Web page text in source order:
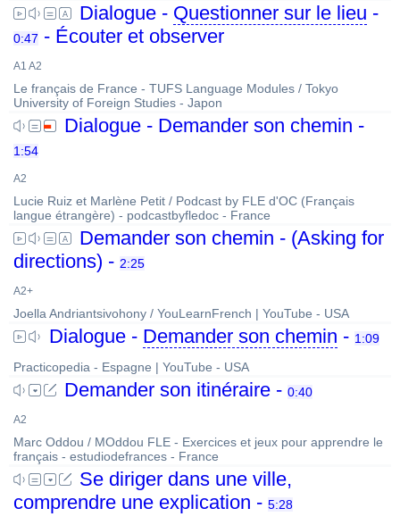
Dialogue - Questionner sur le lieu -
0:47- Écouter et observer
A1 A2
Le français de France - TUFS Language Modules / Tokyo
University of Foreign Studies - Japon
Dialogue - Demander son chemin -
1:54
A2
Lucie Ruiz et Marlène Petit / Podcast by FLE d'OC (Français
langue étrangère) - podcastbyfledoc - France
Demander son chemin - (Asking for
directions) - 2:25
A2+
Joella Andriantsivohony / YouLearnFrench | YouTube - USA
Dialogue - Demander son chemin - 1:09
Practicopedia - Espagne | YouTube - USA
Demander son itinéraire - 0:40
A2
Marc Oddou / MOddou FLE - Exercices et jeux pour apprendre le
français - estudiodefrances - France
Se diriger dans une ville,
comprendre une explication - 5:28